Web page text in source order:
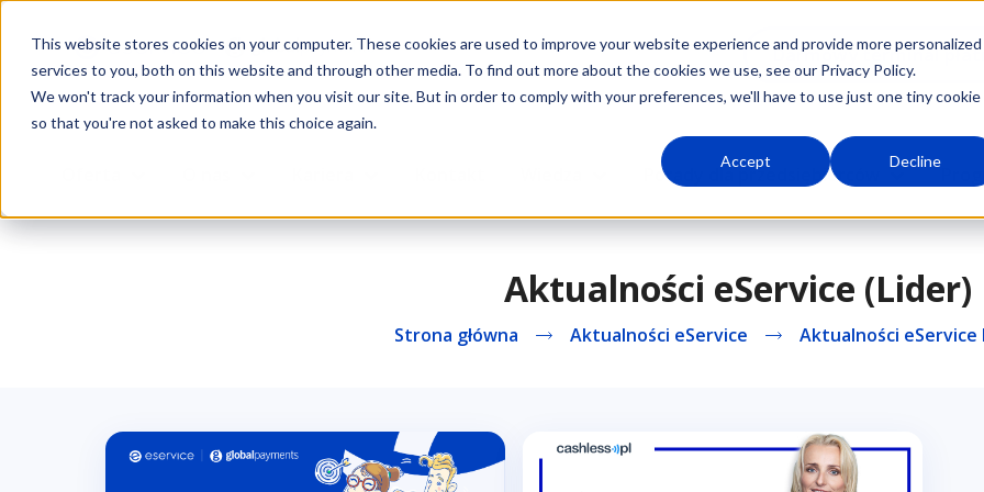
This website stores cookies on your computer. These cookies are used to improve your website experience and provide more personalized
services to you, both on this website and through other media. To find out more about the cookies we use, see our Privacy Policy.
We won't track your information when you visit our site. But in order to comply with your preferences, we'll have to use just one tiny cookie
so that you're not asked to make this choice again.
Accept Decline
Darmowy terminal
Porady dla przedsiębiorców
Aktualności eService (Lider)
Strona główna Aktualności eService Aktualności